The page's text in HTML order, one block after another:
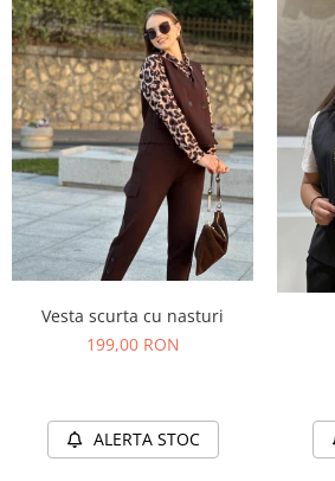
Vesta scurta cu nasturi
199,00 RON
ALERTA STOC